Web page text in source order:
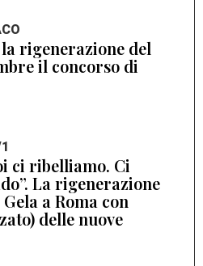
rigenerazione del
il concorso di
ci ribelliamo. Ci
La rigenerazione
a Roma con
delle nuove